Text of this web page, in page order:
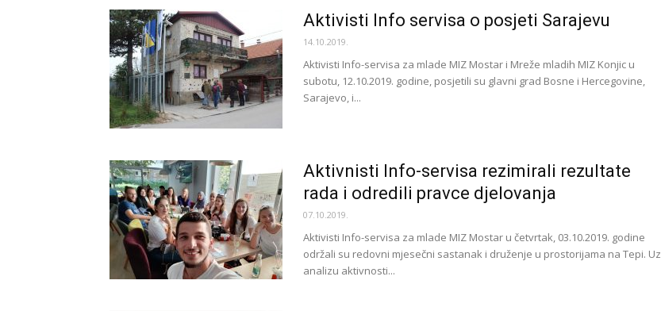
Aktivisti Info servisa o posjeti Sarajevu
14.10.2019.
Aktivisti Info-servisa za mlade MIZ Mostar i Mreže mladih MIZ Konjic u
subotu, 12.10.2019. godine, posjetili su glavni grad Bosne i Hercegovine,
Sarajevo, i...
Aktivnisti Info-servisa rezimirali rezultate
rada i odredili pravce djelovanja
07.10.2019.
Aktivisti Info-servisa za mlade MIZ Mostar u četvrtak, 03.10.2019. godine
održali su redovni mjesečni sastanak i druženje u prostorijama na Tepi. Uz
analizu aktivnosti...